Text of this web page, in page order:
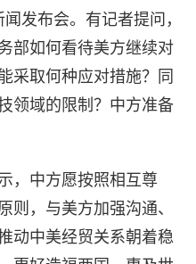
发布会。有记者提问，
部如何看待美方继续对
采取何种应对措施？同
领域的限制？中方准备
，中方愿按照相互尊
则，与美方加强沟通、
动中美经贸关系朝着稳